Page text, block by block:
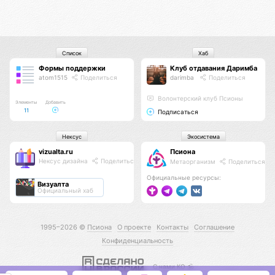
Формы поддержки
atom1515 Поделиться
Элементы
11
Добавить
Список
Клуб отдавания Даримба
darimba Поделиться
Волонтерский клуб Псионы
Подписаться
Хаб
vizualta.ru
Нексус дизайна Поделиться
Визуалта
Официальный хаб
Нексус
Псиона
Метаорганизм Поделиться
Официальные ресурсы:
Экосистема
1995–2026 © Псиона О проекте Контакты
Соглашение
Конфиденциальность
С нами КО 🕉️